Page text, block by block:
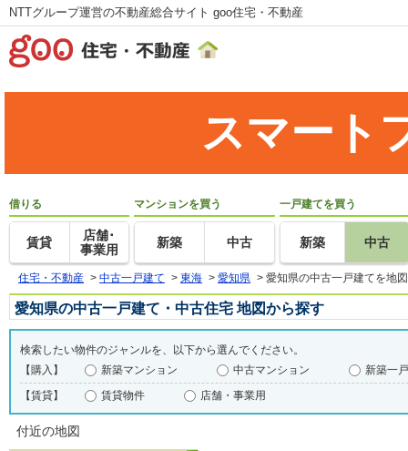
NTTグループ運営の不動産総合サイト goo住宅・不動産
スマート
借りる
賃貸
店舗･
事業用
マンションを買う
新築 中古
一戸建てを買う
新築 中古
住宅・不動産 > 中古一戸建て > 東海 > 愛知県 > 愛知県の中古一戸建てを地
愛知県の中古一戸建て・中古住宅 地図から探す
検索したい物件のジャンルを、以下から選んでください。
【購入】
新築マンション 中古マンション
新築一
【賃貸】
賃貸物件 店舗・事業用
付近の地図